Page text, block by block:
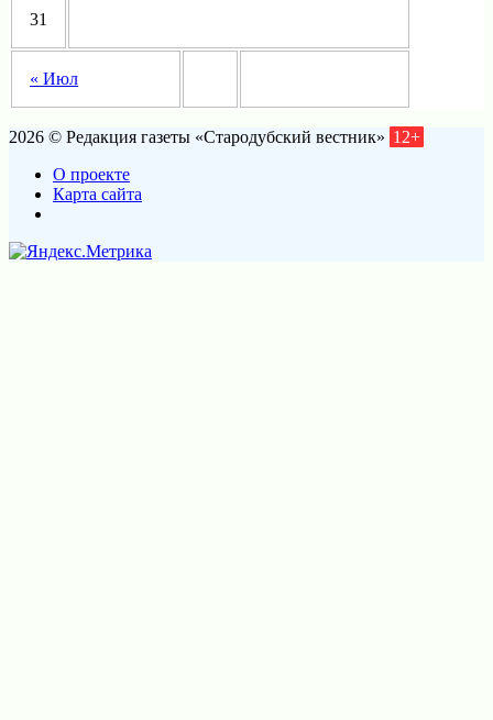
« Июл
31
2026 © Редакция газеты «Стародубский вестник» 12+
О проекте
Карта сайта